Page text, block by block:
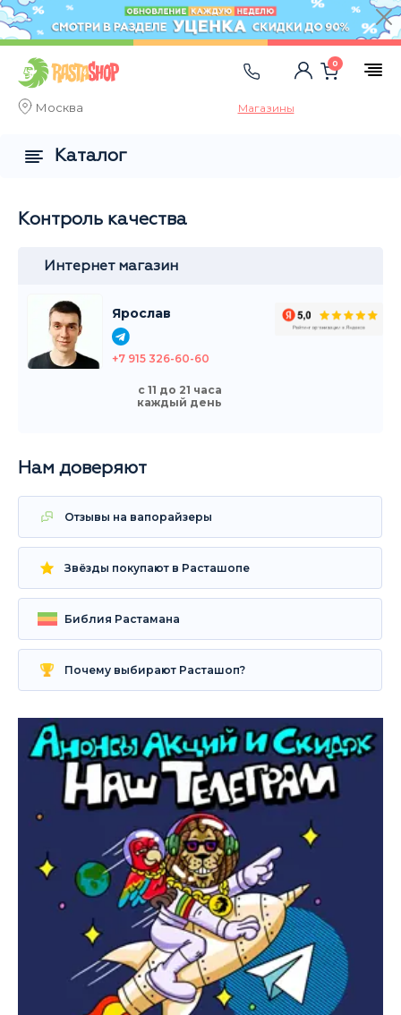
Москва Магазины
0
Контроль качества
Интернет магазин
Ярослав
+7 915 326-60-60
с 11 до 21 часа
каждый день
Нам доверяют
Отзывы на вапорайзеры
Звёзды покупают в Расташопе
Библия Растамана
Почему выбирают Расташоп?
Каталог